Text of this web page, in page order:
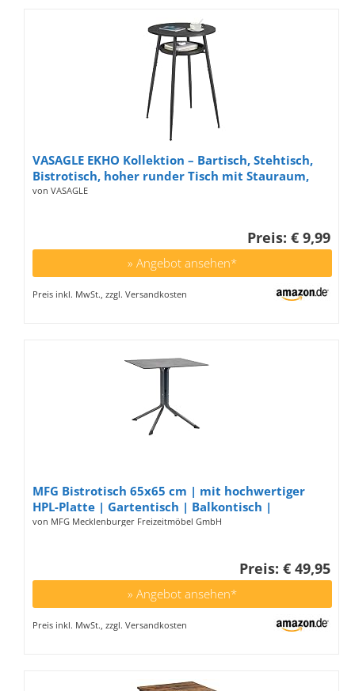
VASAGLE EKHO Kollektion – Bartisch, Stehtisch,
Bistrotisch, hoher runder Tisch mit Stauraum,
Tischplatte 60 x 60 x 91 cm, Kleiner Tisch für
von VASAGLE
Preis: € 9,99
» Angebot ansehen*
Preis inkl. MwSt., zzgl. Versandkosten
MFG Bistrotisch 65x65 cm | mit hochwertiger
HPL-Platte | Gartentisch | Balkontisch |
Wetterfest | mit Niveauausgleich |
von MFG Mecklenburger Freizeitmöbel GmbH
Preis: € 49,95
» Angebot ansehen*
Preis inkl. MwSt., zzgl. Versandkosten